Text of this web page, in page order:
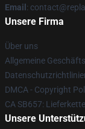
Email :
Unsere Firma
Über uns
Allgemeine
DMCA - Copyright
CA SB657:
Unsere